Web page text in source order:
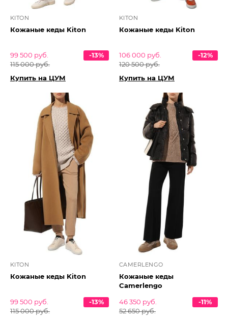
KITON
Кожаные кеды Kiton
99 500 руб.
115 000 руб.
-13%
Купить на ЦУМ
KITON
Кожаные кеды Kiton
106 000 руб.
120 500 руб.
-12%
Купить на ЦУМ
KITON
Кожаные кеды Kiton
99 500 руб.
115 000 руб.
-13%
CAMERLENGO
Кожаные кеды
Camerlengo
46 350 руб.
52 650 руб.
-11%